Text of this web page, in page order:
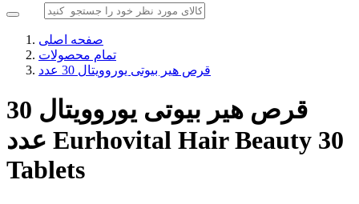
صفحه اصلی
تمام محصولات
قرص هیر بیوتی یوروویتال 30 عدد
قرص هیر بیوتی یوروویتال 30
Eurhovital Hair Beauty 30
Tablets